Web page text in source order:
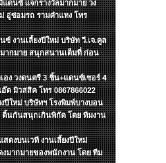
แดนซ์ แจกรางวัลมากมาย วง
อู่ซ่อมรถ รามคำแหง โทร
งานเลี้ยงปีใหม่ บริษัท วี.เจ.คูล
มากมาย สนุกสนานเต็มที่ ก่อน
อง วงดนตรี 3 ชิ้น+แดนซ์เซอร์ 4
ด มิวสสิค โทร 0867866022
ปีใหม่ บริษัทฯ โรงพิมพ์บางบอน
นกันสนุกเกินพิกัด โดย ทีมงาน
สดงบนเวที งานเลี้ยงปีใหม่
มากมายของพนักงาน โดย ทีม